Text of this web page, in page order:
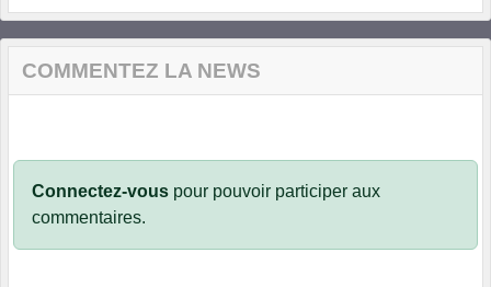
COMMENTEZ LA NEWS
Connectez-vous pour pouvoir participer aux
commentaires.